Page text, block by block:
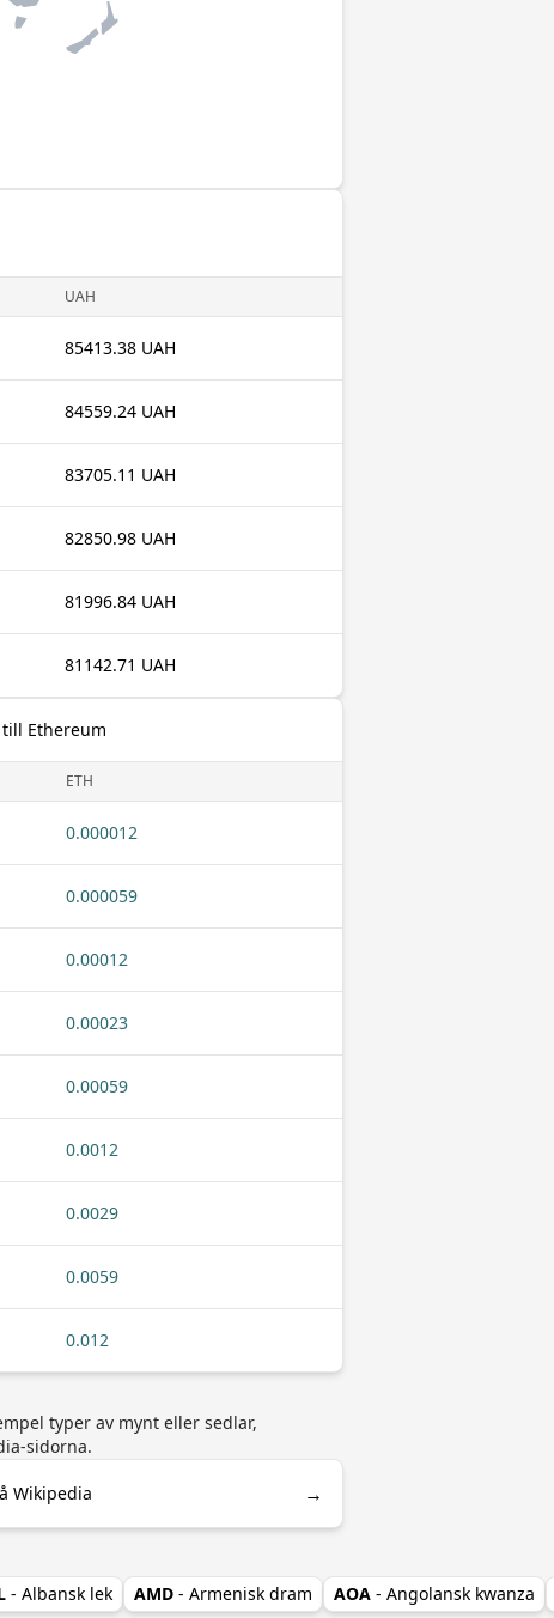
UAH
85413.38 UAH
84559.24 UAH
83705.11 UAH
82850.98 UAH
81996.84 UAH
81142.71 UAH
Ethereum
ETH
0.000012
0.000059
0.00012
0.00023
0.00059
0.0012
0.0029
0.0059
0.012
typer av mynt eller sedlar,
sidorna.
Wikipedia →
- Albansk lek AMD - Armenisk dram AOA - Angolansk kwanza